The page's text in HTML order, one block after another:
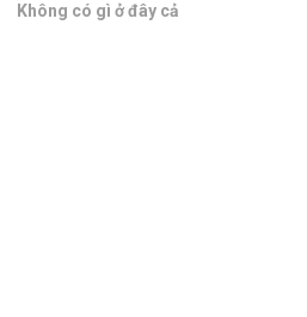
Không có gì ở đây cả